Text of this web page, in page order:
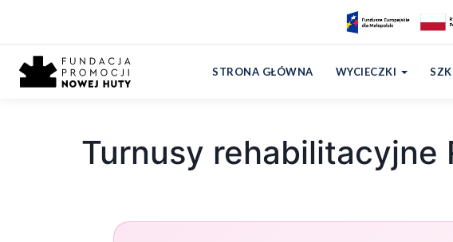
STRONA GŁÓWNA WYCIECZKI
Strona główna
Turnusy rehabilitacyjne